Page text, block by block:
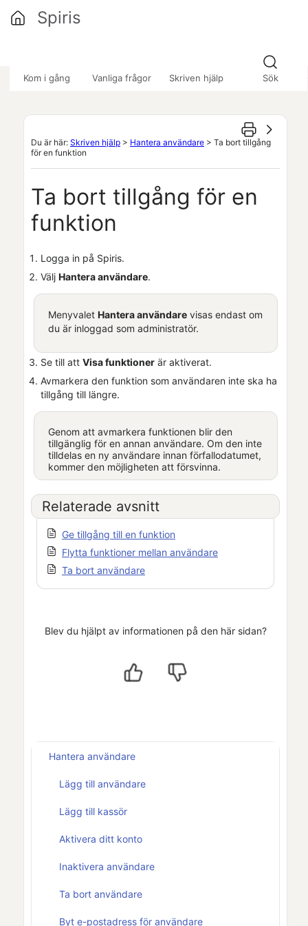
Kom i gång Vanliga frågor Skriven hjälp Sök
Spiris
Du är här: Skriven hjälp > Hantera användare > Ta bort tillgång
för en funktion
Ta bort tillgång för en
funktion
Logga in på Spiris.
Välj Hantera användare.
Menyvalet Hantera användarevisas endast om
du är inloggad som administratör.
Se till att Visa funktioner är aktiverat.
Avmarkera den funktion som användaren inte ska ha
tillgång till längre.
Genom att avmarkera funktionen blir den
tillgänglig för en annan användare. Om den inte
tilldelas en ny användare innan förfallodatumet,
kommer den möjligheten att försvinna.
Relaterade avsnitt
Ge tillgång till en funktion
Flytta funktioner mellan användare
Ta bort användare
Blev du hjälpt av informationen på den här sidan?
Hantera användare
Lägg till användare
Lägg till kassör
Aktivera ditt konto
Inaktivera användare
Ta bort användare
Byt e-postadress för användare